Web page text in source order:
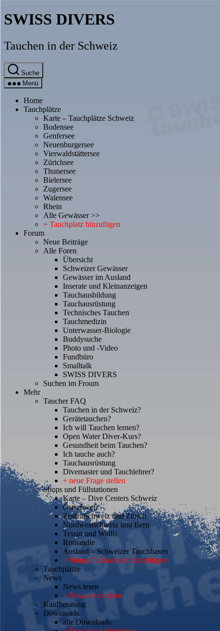
Direkt
zum
wechseln
SWISS DIVERS
Tauchen in der Schweiz
Suche
Menü
Home
Tauchplätze
Karte – Tauchplätze Schweiz
Bodensee
Genfersee
Neuenburgersee
Vierwaldstättersee
Zürichsee
Thunersee
Bielersee
Zugersee
Walensee
Rhein
Alle Gewässer >>
+ Tauchplatz hinzufügen
Forum
Neue Beiträge
Alle Foren
Übersicht
Schweizer Gewässer
Gewässer im Ausland
Inserate und Kleinanzeigen
Tauchausbildung
Tauchausrüstung
Technisches Tauchen
Tauchmedizin
Unterwasser-Biologie
Buddysuche
Photo und -Video
Fundbüro
Smalltalk
SWISS DIVERS
Suchen im Froum
Mehr
Taucher FAQ
Tauchen in der Schweiz?
Gerätetauchen?
Ich will Tauchen lernen?
Open Water Diver-Kurs?
Gesundheit beim Tauchen?
Ich tauche auch?
Tauchausrüstung
Divemaster und Tauchlehrer?
+ neue Frage stellen
Shops und Füllstationen
Karte – Dive Centers Schweiz
Ostschweiz
Zentralschweiz und Zürich
Nordwestschweiz und Bern
Tessin und Wallis
Romandie
Ausland – Schweizer Tauchbasen
+ Shops/Füllstationen hinzufügen
Tauchplätze
News
News lesen
+ News einreichen
Kaufberatung
Downloads
alle Downloads